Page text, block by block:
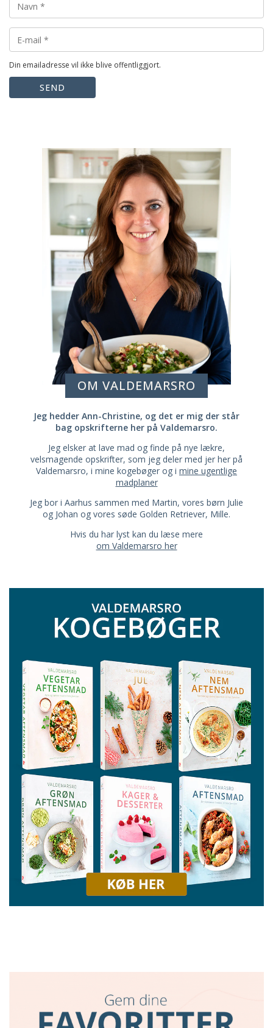
Din emailadresse vil ikke blive offentliggjort.
SEND
OM VALDEMARSRO
Jeg hedder Ann-Christine, og det er mig der står
bag opskrifterne her på Valdemarsro.
Jeg elsker at lave mad og finde på nye lækre,
velsmagende opskrifter, som jeg deler med jer her på
Valdemarsro, i mine kogebøger og i mine ugentlige
madplaner
Jeg bor i Aarhus sammen med Martin, vores børn Julie
og Johan og vores søde Golden Retriever, Mille.
Hvis du har lyst kan du læse mere
om Valdemarsro her